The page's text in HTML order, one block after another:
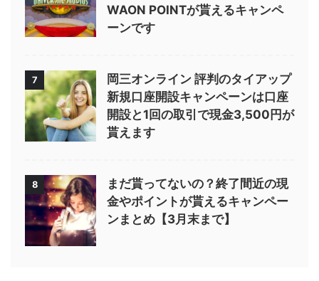
WAON POINTが貰えるキャンペ
ーンです
7
岡三オンライン 評判のタイアップ
新規口座開設キャンペーンは口座
開設と1回の取引で現金3,500円が
貰えます
8
まだ貰ってないの？終了間近の現
金やポイントが貰えるキャンペー
ンまとめ【3月末まで】